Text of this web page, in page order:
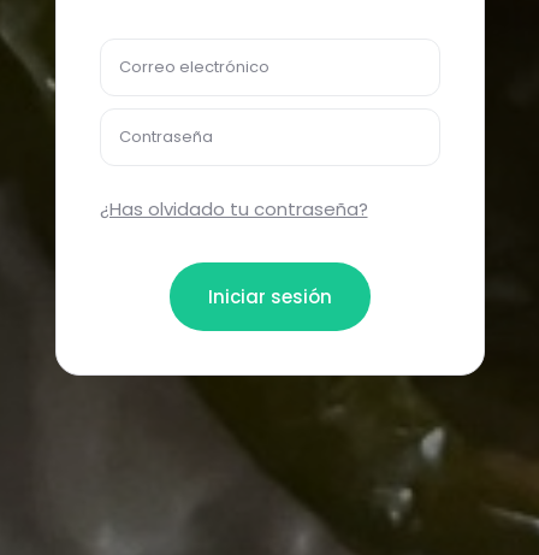
Correo electrónico
Contraseña
¿Has olvidado tu contraseña?
Iniciar sesión